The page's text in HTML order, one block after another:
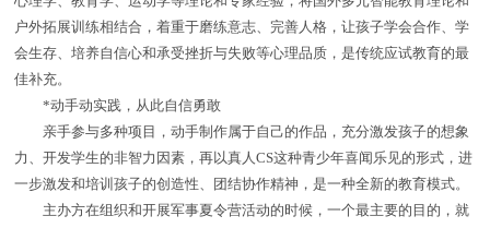
户外拓展训练相结合，着重于磨练意志、完善人格，让孩子学会合作、学
会生存、培养自信心和承受挫折与失败等心理品质，是传统应试教育的最
佳补充。
*动手动实践，从此自信勇敢
亲手参与多种项目，动手制作属于自己的作品，充分激发孩子的想象
力、开发学生的非智力因素，再以真人CS这种青少年喜闻乐见的形式，进
一步激发和培训孩子的创造性、团结协作精神，是一种全新的教育模式。
主办方在组织和开展军事夏令营活动的时候，一个最主要的目的，就